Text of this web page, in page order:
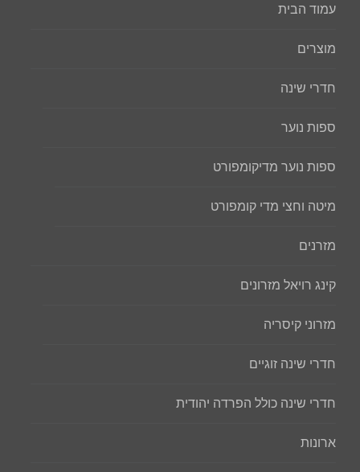
עמוד הבית
מוצרים
חדרי שינה
ספות נוער
ספות נוער מדיקומפורט
מיטה וחצי מדי קומפורט
מזרנים
קינג רויאל מזרונים
מזרוני קיסריה
חדרי שינה זוגיים
חדרי שינה כולל הפרדה יהודית
ארונות